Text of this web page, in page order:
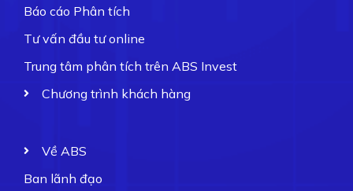
Báo cáo Phân tích
Tư vấn đầu tư online
Trung tâm phân tích trên ABS Invest
Chương trình khách hàng
Về ABS
Ban lãnh đạo